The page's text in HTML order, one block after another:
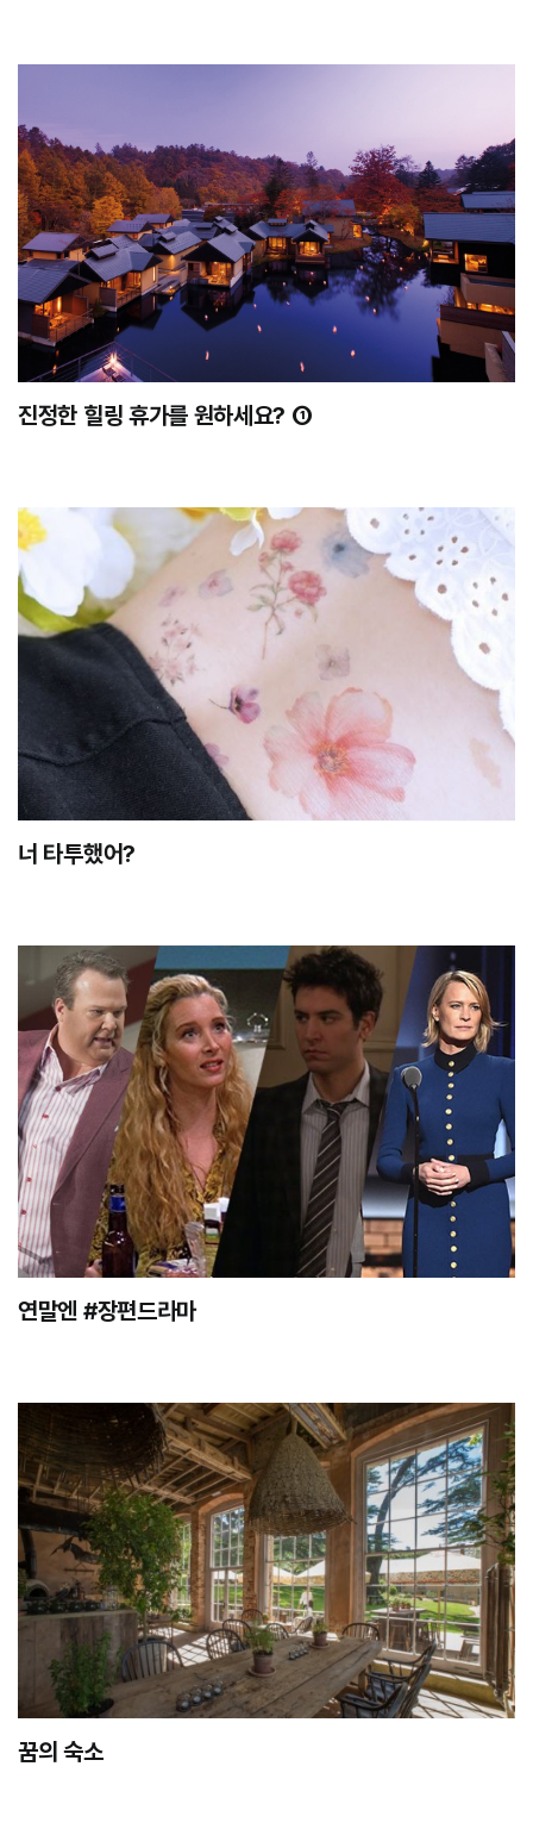
진정한 힐링 휴가를 원하세요? ①
너 타투했어?
연말엔 #장편드라마
꿈의 숙소